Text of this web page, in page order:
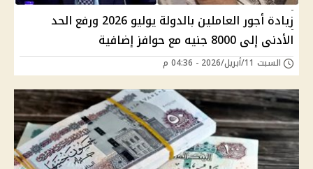
زيادة أجور العاملين بالدولة يوليو 2026 ورفع الحد
الأدنى إلى 8000 جنيه مع حوافز إضافية
السبت 11/أبريل/2026 - 04:36 م